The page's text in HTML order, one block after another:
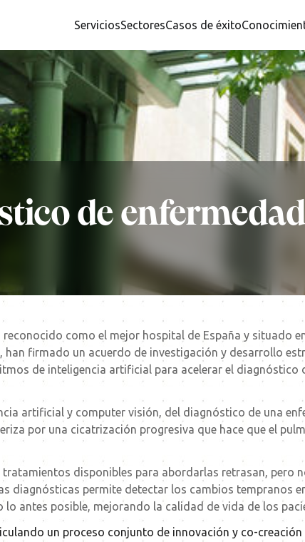
ServiciosSectoresCasos de éxito
de
como el mejor hospital de España y situado
han firmado un acuerdo de investigación y desarrollo
de inteligencia artificial para acelerar el diagnóstico
artificial y computer visión, del diagnóstico de una
por una cicatrización progresiva que hace que el
disponibles para abordarlas retrasan, pero
diagnósticas permite detectar los cambios tempranos
antes posible, mejorando la calidad de vida de los
un proceso conjunto de innovación y co-creación